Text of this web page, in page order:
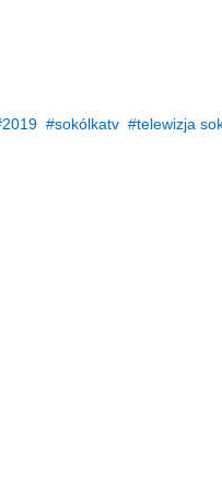
2019 sokólkatv
telewizja